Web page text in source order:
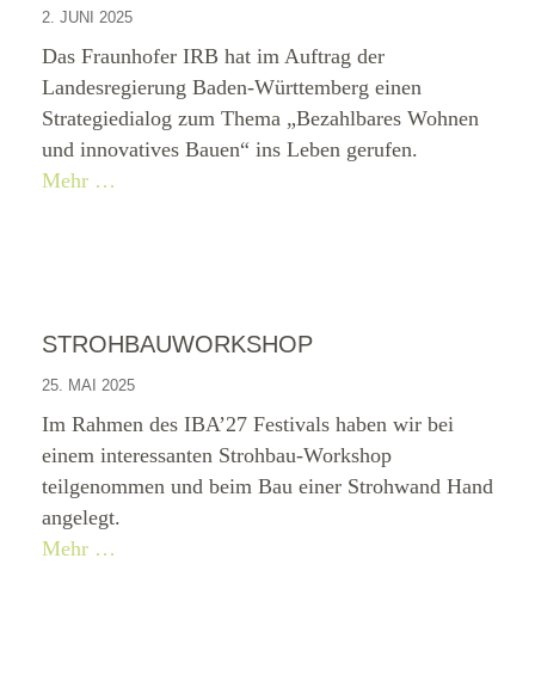
2. JUNI 2025
Das Fraunhofer IRB hat im Auftrag der
Landesregierung Baden-Württemberg einen
Strategiedialog zum Thema „Bezahlbares Wohnen
und innovatives Bauen“ ins Leben gerufen.
Mehr …
STROHBAUWORKSHOP
25. MAI 2025
Im Rahmen des IBA’27 Festivals haben wir bei
einem interessanten Strohbau-Workshop
teilgenommen und beim Bau einer Strohwand Hand
angelegt.
Mehr …